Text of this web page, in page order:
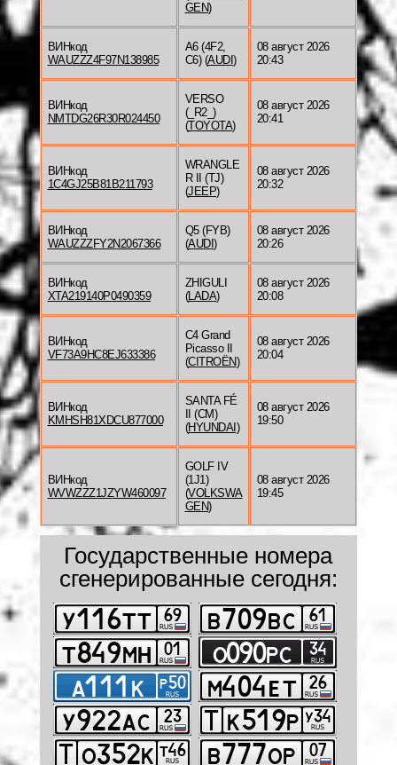
GEN)
ВИНкод
WAUZZZ4F97N138985
A6 (4F2,
C6) (AUDI )
08 август 2026
20:43
ВИНкод
NMTDG26R30R024450
VERSO
(_R2_)
(TOYOTA)
08 август 2026
20:41
ВИНкод
1C4GJ25B81B211793
WRANGLE
R II (TJ)
(JEEP)
08 август 2026
20:32
ВИНкод
WAUZZZFY2N2067366
Q5 (FYB)
(AUDI )
08 август 2026
20:26
ВИНкод
XTA219140P0490359
ZHIGULI
(LADA)
08 август 2026
20:08
ВИНкод
VF73A9HC8EJ633386
C4 Grand
Picasso II
(CITROËN)
08 август 2026
20:04
ВИНкод
KMHSH81XDCU877000
SANTA FÉ
II (CM)
(HYUNDAI )
08 август 2026
19:50
ВИНкод
WVWZZZ1JZYW460097
GOLF IV
(1J1)
(VOLKSWA
GEN)
08 август 2026
19:45
Государственные номера
сгенерированные сегодня: